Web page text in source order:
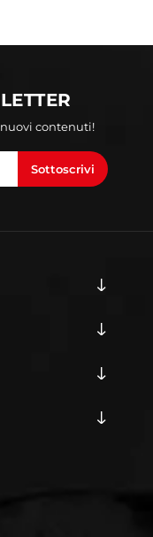
contenuti!
Sottoscrivi